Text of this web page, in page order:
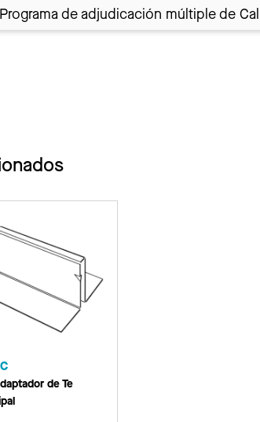
Programa de adjudicación múltiple de
de Te